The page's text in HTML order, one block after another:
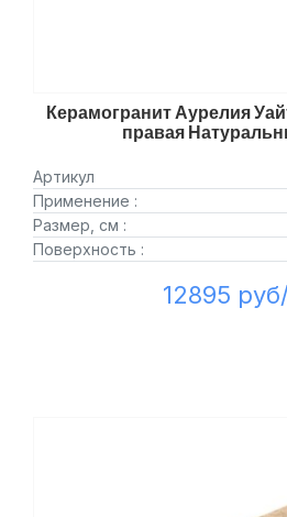
Керамогранит Аурелия
правая
Артикул
Применение :
Размер, см :
Поверхность :
12895